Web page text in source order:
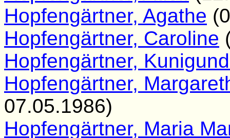
Hopfengärtner, Agathe
Hopfengärtner, Caroline
Hopfengärtner,
Hopfengärtner,
07.05.1986)
Hopfengärtner, Maria